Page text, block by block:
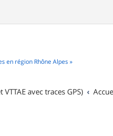
en région Rhône Alpes »
VTTAE avec traces GPS)